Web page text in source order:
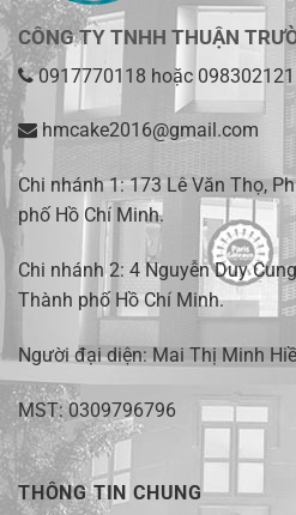
CÔNG TY TNHH THUẬN
0917770118 hoặc
hmcake2016@gmail.com
Chi nhánh 1:173 Lê Văn Thọ,
phố Hồ Chí Minh.
Chi nhánh 2: 4 Nguyễn Duy
Thành phố Hồ Chí Minh.
Người đại diện: Mai Thị Minh
MST: 0309796796
THÔNG TIN CHUNG